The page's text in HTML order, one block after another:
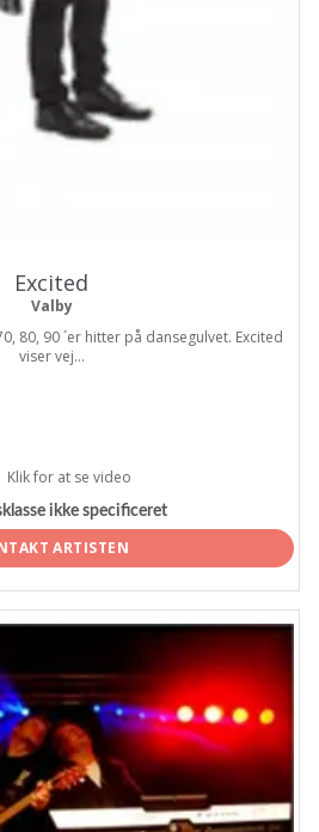
Excited
Valby
80, 90 ´er hitter på dansegulvet. Excited
viser vej...
Klik for at se video
ikke specificeret
ARTISTEN